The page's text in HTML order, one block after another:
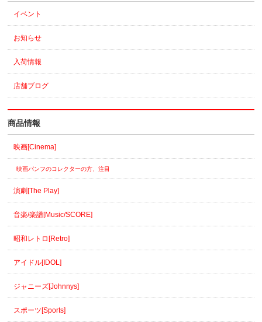
イベント
お知らせ
入荷情報
店舗ブログ
商品情報
映画[Cinema]
映画パンフのコレクターの方、注目
演劇[The Play]
音楽/楽譜[Music/SCORE]
昭和レトロ[Retro]
アイドル[IDOL]
ジャニーズ[Johnnys]
スポーツ[Sports]